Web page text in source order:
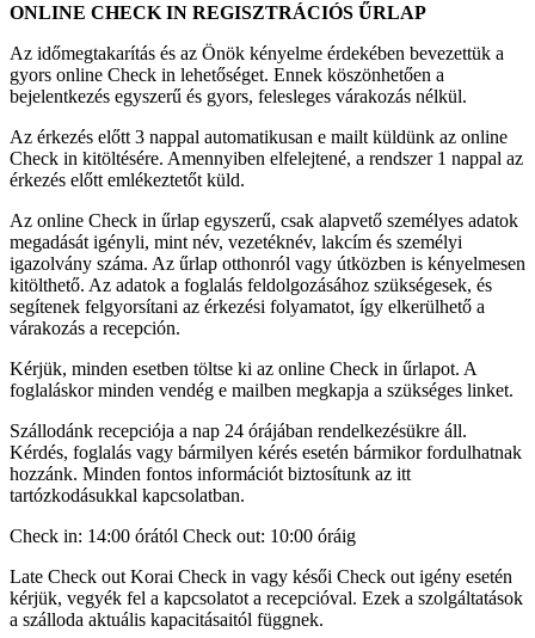
ONLINE CHECK IN REGISZTRÁCIÓS ŰRLAP
Az időmegtakarítás és az Önök kényelme érdekében bevezettük a
gyors online Check in lehetőséget. Ennek köszönhetően a
bejelentkezés egyszerű és gyors, felesleges várakozás nélkül.
Az érkezés előtt 3 nappal automatikusan e mailt küldünk az online
Check in kitöltésére. Amennyiben elfelejtené, a rendszer 1 nappal az
érkezés előtt emlékeztetőt küld.
Az online Check in űrlap egyszerű, csak alapvető személyes adatok
megadását igényli, mint név, vezetéknév, lakcím és személyi
igazolvány száma. Az űrlap otthonról vagy útközben is kényelmesen
kitölthető. Az adatok a foglalás feldolgozásához szükségesek, és
segítenek felgyorsítani az érkezési folyamatot, így elkerülhető a
várakozás a recepción.
Kérjük, minden esetben töltse ki az online Check in űrlapot. A
foglaláskor minden vendég e mailben megkapja a szükséges linket.
Szállodánk recepciója a nap 24 órájában rendelkezésükre áll.
Kérdés, foglalás vagy bármilyen kérés esetén bármikor fordulhatnak
hozzánk. Minden fontos információt biztosítunk az itt
tartózkodásukkal kapcsolatban.
Check in: 14:00 órától Check out: 10:00 óráig
Late Check out Korai Check in vagy késői Check out igény esetén
kérjük, vegyék fel a kapcsolatot a recepcióval. Ezek a szolgáltatások
a szálloda aktuális kapacitásaitól függnek.